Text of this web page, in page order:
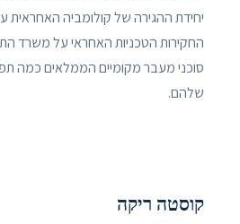
יחידת ההגירה של קולומביה האחראית
החקירות הטכניות האחראי על משרד
סוכני מעבר מקומיים הממלאים כמה
שלהם.
קוסטה ריקה